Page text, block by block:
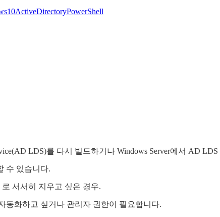
ActiveDirectoryPowerShell
LDS)를 다시 빌드하거나 Windows Server에서 AD
수 있습니다.
서서히 지우고 싶은 경우.
동화하고 싶거나 관리자 권한이 필요합니다.